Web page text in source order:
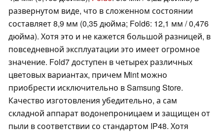
развернутом виде, что в сложенном состоянии
составляет 8,9 мм (0,35 дюйма; Fold6: 12,1 мм / 0,476
дюйма). Хотя это и не кажется большой разницей, в
повседневной эксплуатации это имеет огромное
значение. Fold7 доступен в четырех различных
цветовых вариантах, причем Mint можно
приобрести исключительно в Samsung Store.
Качество изготовления убедительно, а сам
складной аппарат водонепроницаем и защищен от
пыли в соответствии со стандартом IP48. Хотя